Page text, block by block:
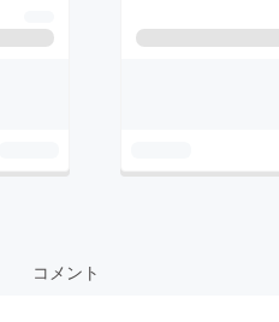
コメント